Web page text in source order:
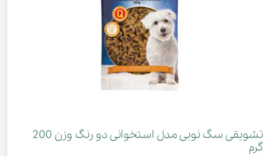
تشویقی سگ نوبی مدل استخوانی دو رنگ وزن 200
گرم